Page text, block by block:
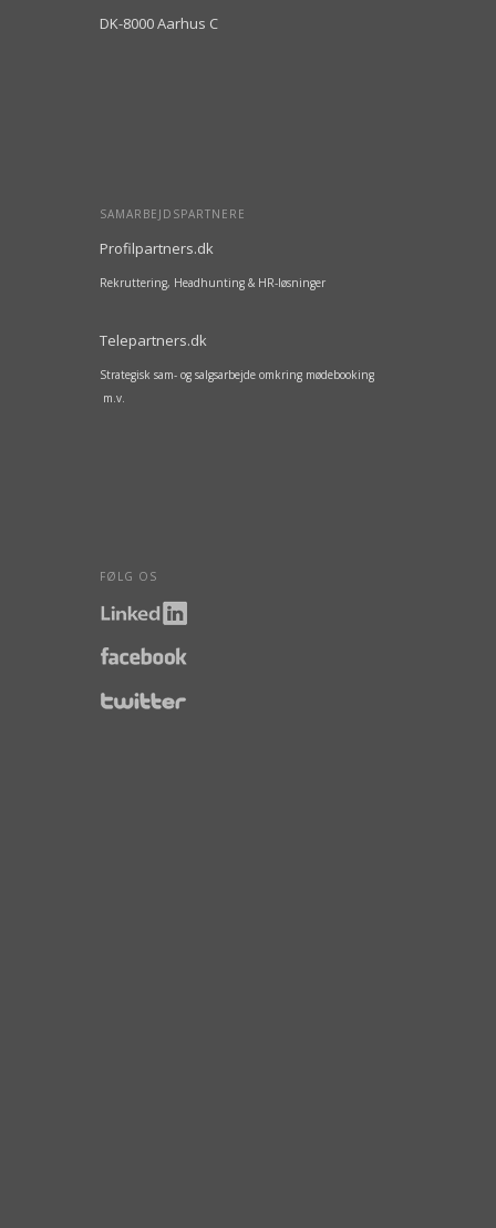
DK-8000 Aarhus C
SAMARBEJDSPARTNERE
Profilpartners.dk
Rekruttering, Headhunting & HR-løsninger
Telepartners.dk
Strategisk sam- og salgsarbejde omkring mødebooking
m.v.
FØLG OS